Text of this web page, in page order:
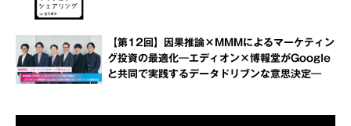
【第12回】因果推論×MMMによるマーケティン
グ投資の最適化―エディオン×博報堂がGoogle
と共同で実践するデータドリブンな意思決定―